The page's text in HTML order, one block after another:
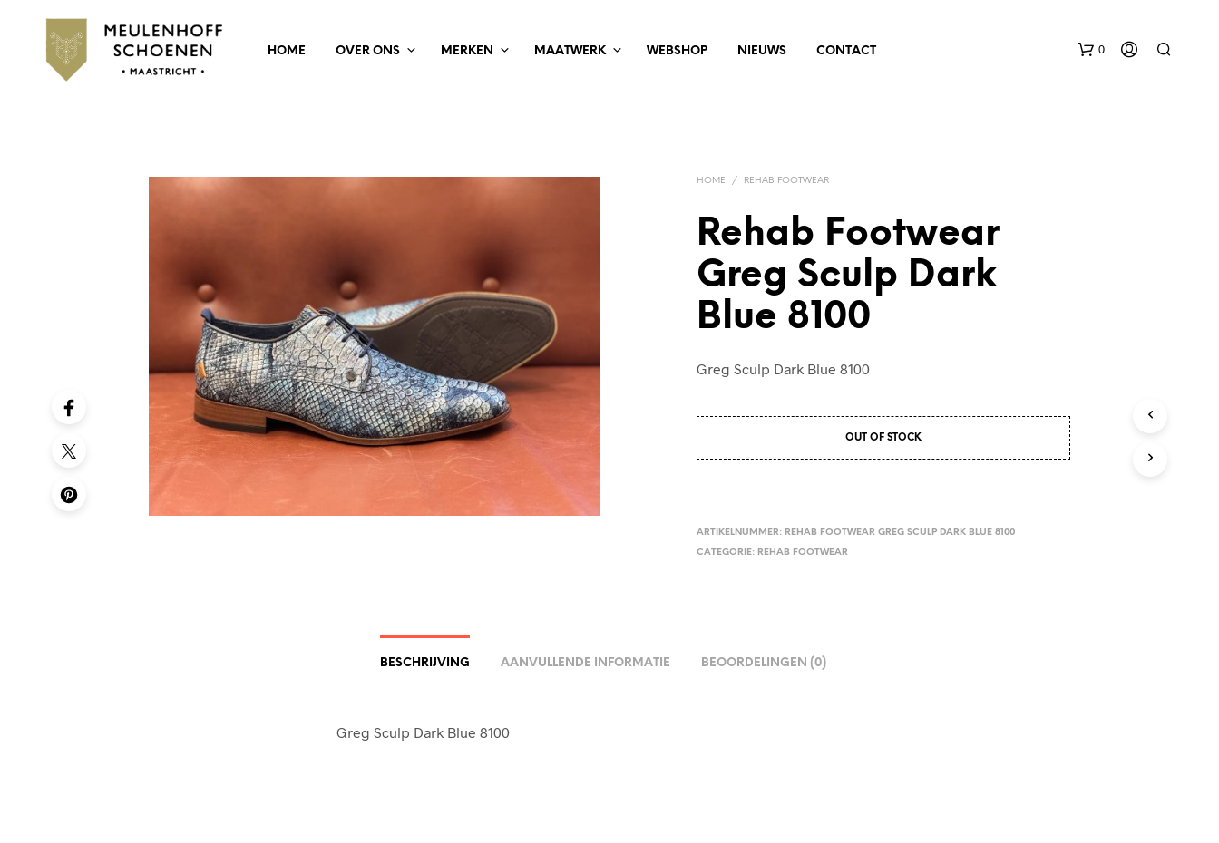
HOME OVER ONS MERKEN MAATWERK WEBSHOP NIEUWS CONTACT 0
HOME / REHAB FOOTWEAR
Rehab Footwear
Greg Sculp Dark
Blue 8100
Greg Sculp Dark Blue 8100
OUT OF STOCK
ARTIKELNUMMER: REHAB FOOTWEAR GREG SCULP DARK BLUE 8100
CATEGORIE: REHAB FOOTWEAR
BESCHRIJVING AANVULLENDE INFORMATIE BEOORDELINGEN (0)
Greg Sculp Dark Blue 8100